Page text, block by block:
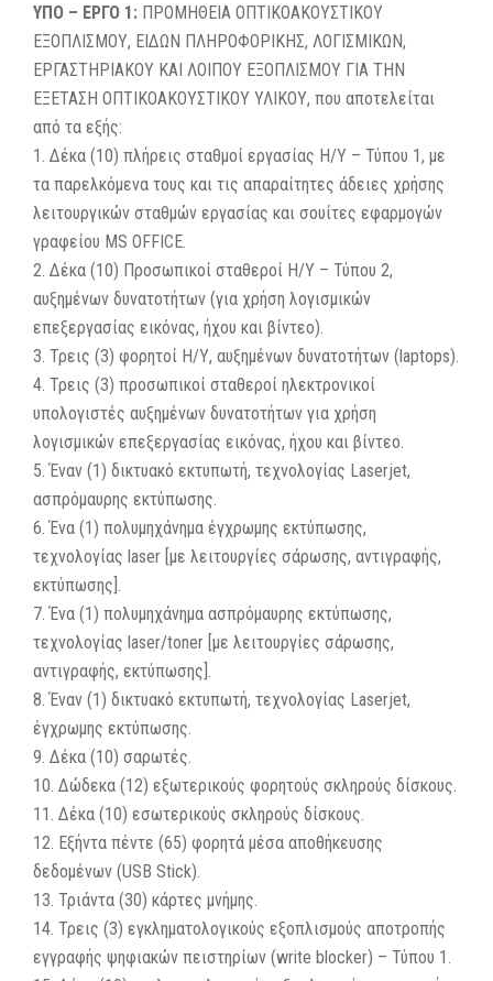
ΥΠΟ – ΕΡΓΟ 1: ΠΡΟΜΗΘΕΙΑ ΟΠΤΙΚΟΑΚΟΥΣΤΙΚΟΥ
ΕΞΟΠΛΙΣΜΟΥ, ΕΙΔΩΝ ΠΛΗΡΟΦΟΡΙΚΗΣ, ΛΟΓΙΣΜΙΚΩΝ,
ΕΡΓΑΣΤΗΡΙΑΚΟΥ ΚΑΙ ΛΟΙΠΟΥ ΕΞΟΠΛΙΣΜΟΥ ΓΙΑ ΤΗΝ
ΕΞΕΤΑΣΗ ΟΠΤΙΚΟΑΚΟΥΣΤΙΚΟΥ ΥΛΙΚΟΥ, που αποτελείται
από τα εξής:
1. Δέκα (10) πλήρεις σταθμοί εργασίας Η/Υ – Τύπου 1, με
τα παρελκόμενα τους και τις απαραίτητες άδειες χρήσης
λειτουργικών σταθμών εργασίας και σουίτες εφαρμογών
γραφείου MS OFFICE.
2. Δέκα (10) Προσωπικοί σταθεροί Η/Υ – Τύπου 2,
αυξημένων δυνατοτήτων (για χρήση λογισμικών
επεξεργασίας εικόνας, ήχου και βίντεο).
3. Τρεις (3) φορητοί Η/Υ, αυξημένων δυνατοτήτων (laptops).
4. Τρεις (3) προσωπικοί σταθεροί ηλεκτρονικοί
υπολογιστές αυξημένων δυνατοτήτων για χρήση
λογισμικών επεξεργασίας εικόνας, ήχου και βίντεο.
5. Έναν (1) δικτυακό εκτυπωτή, τεχνολογίας Laserjet,
ασπρόμαυρης εκτύπωσης.
6. Ένα (1) πολυμηχάνημα έγχρωμης εκτύπωσης,
τεχνολογίας laser [με λειτουργίες σάρωσης, αντιγραφής,
εκτύπωσης].
7. Ένα (1) πολυμηχάνημα ασπρόμαυρης εκτύπωσης,
τεχνολογίας laser/toner [με λειτουργίες σάρωσης,
αντιγραφής, εκτύπωσης].
8. Έναν (1) δικτυακό εκτυπωτή, τεχνολογίας Laserjet,
έγχρωμης εκτύπωσης.
9. Δέκα (10) σαρωτές.
10. Δώδεκα (12) εξωτερικούς φορητούς σκληρούς δίσκους.
11. Δέκα (10) εσωτερικούς σκληρούς δίσκους.
12. Εξήντα πέντε (65) φορητά μέσα αποθήκευσης
δεδομένων (USB Stick).
13. Τριάντα (30) κάρτες μνήμης.
14. Τρεις (3) εγκληματολογικούς εξοπλισμούς αποτροπής
εγγραφής ψηφιακών πειστηρίων (write blocker) – Τύπου 1.